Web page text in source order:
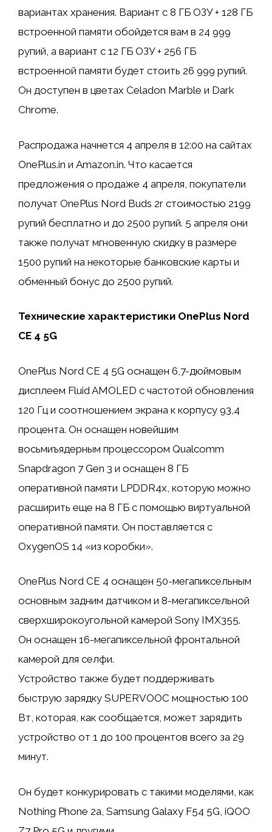
вариантах хранения. Вариант с 8 ГБ ОЗУ + 128 ГБ
встроенной памяти обойдется вам в 24 999
рупий, а вариант с 12 ГБ ОЗУ + 256 ГБ
встроенной памяти будет стоить 26 999 рупий.
Он доступен в цветах Celadon Marble и Dark
Chrome.
Распродажа начнется 4 апреля в 12:00 на сайтах
OnePlus.in и Amazon.in. Что касается
предложения о продаже 4 апреля, покупатели
получат OnePlus Nord Buds 2r стоимостью 2199
рупий бесплатно и до 2500 рупий. 5 апреля они
также получат мгновенную скидку в размере
1500 рупий на некоторые банковские карты и
обменный бонус до 2500 рупий.
Технические характеристики OnePlus Nord
CE 4 5G
OnePlus Nord CE 4 5G оснащен 6,7-дюймовым
дисплеем Fluid AMOLED с частотой обновления
120 Гц и соотношением экрана к корпусу 93,4
процента. Он оснащен новейшим
восьмиъядерным процессором Qualcomm
Snapdragon 7 Gen 3 и оснащен 8 ГБ
оперативной памяти LPDDR4x, которую можно
расширить еще на 8 ГБ с помощью виртуальной
оперативной памяти. Он поставляется с
OxygenOS 14 «из коробки».
OnePlus Nord CE 4 оснащен 50-мегапиксельным
основным задним датчиком и 8-мегапиксельной
сверхширокоугольной камерой Sony IMX355.
Он оснащен 16-мегапиксельной фронтальной
камерой для селфи.
Устройство также будет поддерживать
быструю зарядку SUPERVOOC мощностью 100
Вт, которая, как сообщается, может зарядить
устройство от 1 до 100 процентов всего за 29
минут.
Он будет конкурировать с такими моделями, как
Nothing Phone 2a, Samsung Galaxy F54 5G, iQOO